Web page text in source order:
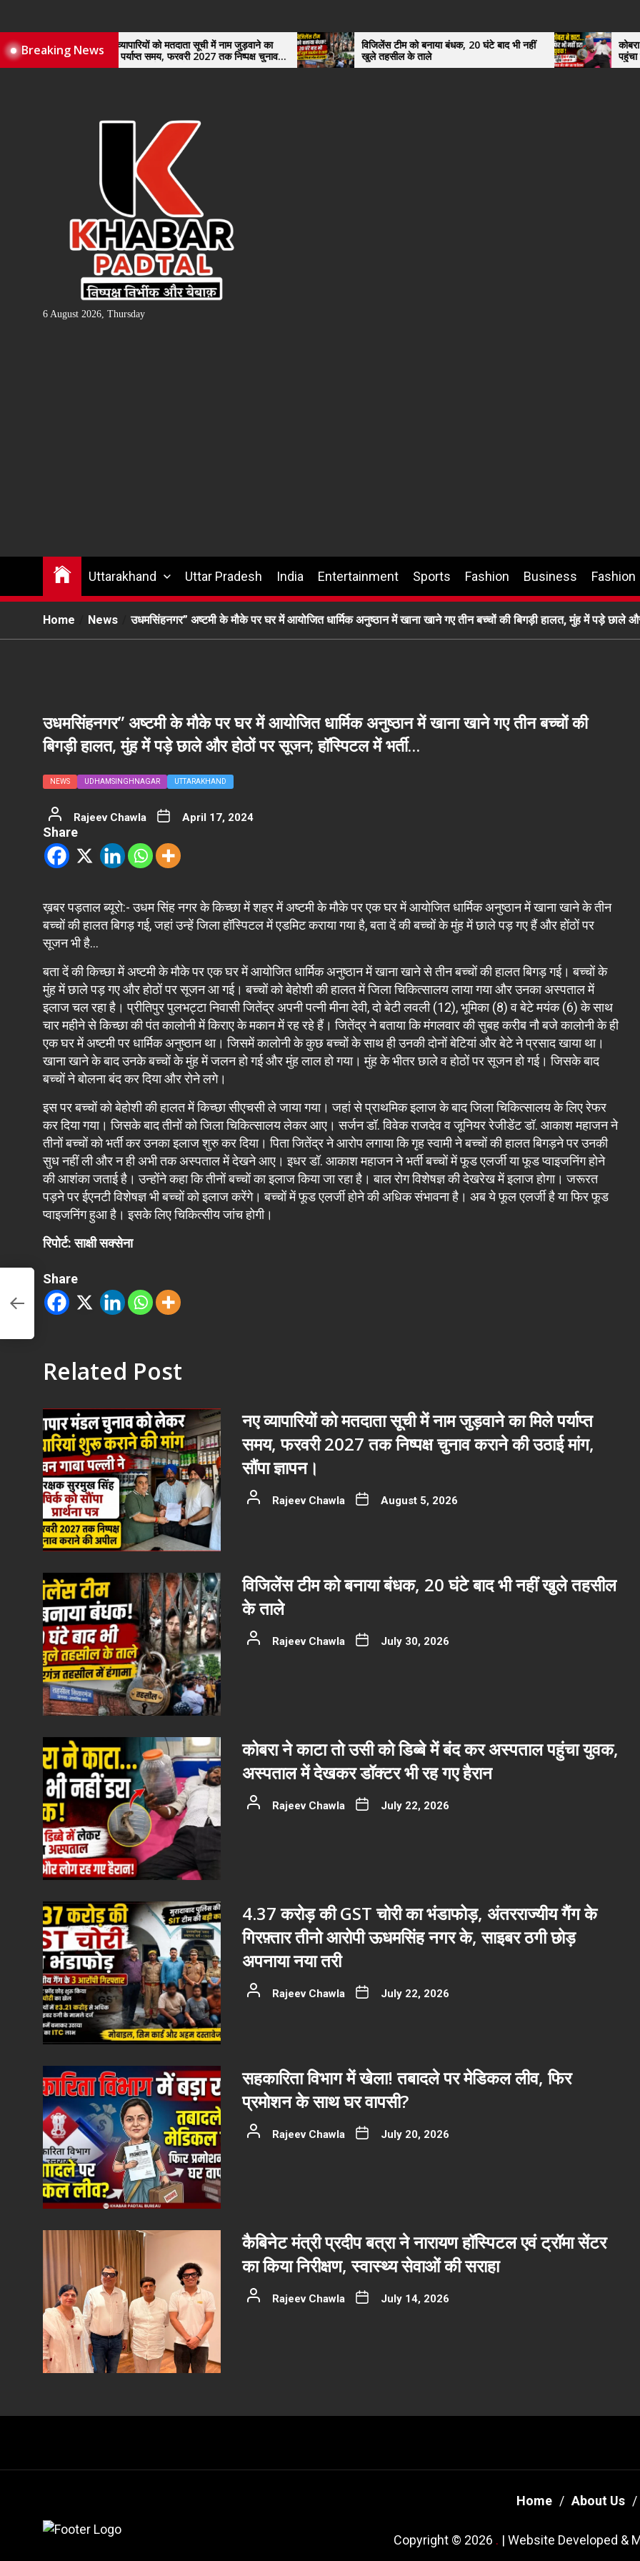
the
content
Breaking News
नए व्यापारियों को मतदाता सूची में नाम जुड़वाने का
मिले पर्याप्त समय, फरवरी 2027 तक निष्पक्ष चुनाव
कराने की उठाई मांग, सौंपा ज्ञापन।
विजिलेंस टीम को बनाया बंधक, 20 घंटे बाद भी नहीं
खुले तहसील के ताले
कोबरा ने काटा तो उसी
पहुंचा युवक, अस्पताल में
हैरान
6 August 2026, Thursday
Uttarakhand Uttar Pradesh India Entertainment Sports Fashion Business Fashion
Home News उधमसिंहनगर” अष्टमी के मौके पर घर में आयोजित धार्मिक अनुष्ठान में खाना खाने गए तीन बच्चों की बिगड़ी हालत, मुंह में पड़े छाले
उधमसिंहनगर” अष्टमी के मौके पर घर में आयोजित धार्मिक अनुष्ठान में खाना खाने गए तीन बच्चों की
बिगड़ी हालत, मुंह में पड़े छाले और होठों पर सूजन; हॉस्पिटल में भर्ती…
NEWS UDHAMSINGHNAGAR UTTARAKHAND
Rajeev Chawla April 17, 2024
Share
ख़बर पड़ताल ब्यूरो:- उधम सिंह नगर के किच्छा में शहर में अष्टमी के मौके पर एक घर में आयोजित धार्मिक अनुष्ठान में खाना खाने के तीन
बच्चों की हालत बिगड़ गई, जहां उन्हें जिला हॉस्पिटल में एडमिट कराया गया है, बता दें की बच्चों के मुंह में छाले पड़ गए हैं और होंठों पर
सूजन भी है…
बता दें की किच्छा में अष्टमी के मौके पर एक घर में आयोजित धार्मिक अनुष्ठान में खाना खाने से तीन बच्चों की हालत बिगड़ गई। बच्चों के
मुंह में छाले पड़ गए और होठों पर सूजन आ गई। बच्चों को बेहोशी की हालत में जिला चिकित्सालय लाया गया और उनका अस्पताल में
इलाज चल रहा है। प्रीतिपुर पुलभट्टा निवासी जितेंद्र अपनी पत्नी मीना देवी, दो बेटी लवली (12), भूमिका (8) व बेटे मयंक (6) के साथ
चार महीने से किच्छा की पंत कालोनी में किराए के मकान में रह रहे हैं। जितेंद्र ने बताया कि मंगलवार की सुबह करीब नौ बजे कालोनी के ही
एक घर में अष्टमी पर धार्मिक अनुष्ठान था। जिसमें कालोनी के कुछ बच्चाें के साथ ही उनकी दोनों बेटियां और बेटे ने प्रसाद खाया था।
खाना खाने के बाद उनके बच्चों के मुंह में जलन हो गई और मुंह लाल हो गया। मुंह के भीतर छाले व होठों पर सूजन हो गई। जिसके बाद
बच्चों ने बोलना बंद कर दिया और रोने लगे।
इस पर बच्चों को बेहोशी की हालत में किच्छा सीएचसी ले जाया गया। जहां से प्राथमिक इलाज के बाद जिला चिकित्सालय के लिए रेफर
कर दिया गया। जिसके बाद तीनों को जिला चिकित्सालय लेकर आए। सर्जन डॉ. विवेक राजदेव व जूनियर रेजीडेंट डॉ. आकाश महाजन ने
तीनों बच्चों को भर्ती कर उनका इलाज शुरु कर दिया। पिता जितेंद्र ने आरोप लगाया कि गृह स्वामी ने बच्चों की हालत बिगड़ने पर उनकी
सुध नहीं ली और न ही अभी तक अस्पताल में देखने आए। इधर डॉ. आकाश महाजन ने भर्ती बच्चों में फूड एलर्जी या फूड प्वाइजनिंग होने
की आशंका जताई है। उन्होंने कहा कि तीनों बच्चों का इलाज किया जा रहा है। बाल रोग विशेषज्ञ की देखरेख में इलाज होगा। जरूरत
पड़ने पर ईएनटी विशेषज्ञ भी बच्चों को इलाज करेंगे। बच्चों में फूड एलर्जी होने की अधिक संभावना है। अब ये फूल एलर्जी है या फिर फूड
प्वाइजनिंग हुआ है। इसके लिए चिकित्सीय जांच होगी।
रिपोर्ट: साक्षी सक्सेना
Share
Related Post
नए व्यापारियों को मतदाता सूची में नाम जुड़वाने का मिले पर्याप्त
समय, फरवरी 2027 तक निष्पक्ष चुनाव कराने की उठाई मांग,
सौंपा ज्ञापन।
Rajeev Chawla August 5, 2026
विजिलेंस टीम को बनाया बंधक, 20 घंटे बाद भी नहीं खुले तहसील
के ताले
Rajeev Chawla July 30, 2026
कोबरा ने काटा तो उसी को डिब्बे में बंद कर अस्पताल पहुंचा युवक,
अस्पताल में देखकर डॉक्टर भी रह गए हैरान
Rajeev Chawla July 22, 2026
4.37 करोड़ की GST चोरी का भंडाफोड़, अंतरराज्यीय गैंग के
गिरफ़्तार तीनो आरोपी ऊधमसिंह नगर के, साइबर ठगी छोड़
अपनाया नया तरी
Rajeev Chawla July 22, 2026
सहकारिता विभाग में खेला! तबादले पर मेडिकल लीव, फिर
प्रमोशन के साथ घर वापसी?
Rajeev Chawla July 20, 2026
कैबिनेट मंत्री प्रदीप बत्रा ने नारायण हॉस्पिटल एवं ट्रॉमा सेंटर
का किया निरीक्षण, स्वास्थ्य सेवाओं की सराहा
Rajeev Chawla July 14, 2026
Home About Us
Copyright © 2026 . | Website Developed &